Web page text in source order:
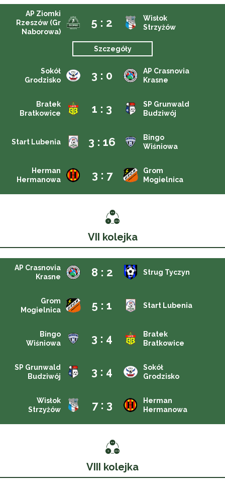
AP Ziomki
Rzeszów (Gr
Naborowa)
5 : 2
Wisłok
Strzyżów
Szczegóły
Sokół
Grodzisko
3 : 0
AP Crasnovia
Krasne
Bratek
Bratkowice
1 : 3
SP Grunwald
Budziwój
Start Lubenia 3 : 16
Bingo
Wiśniowa
Herman
Hermanowa
3 : 7
Grom
Mogielnica
VII kolejka
AP Crasnovia
Krasne
8 : 2 Strug Tyczyn
Grom
Mogielnica
5 : 1 Start Lubenia
Bingo
Wiśniowa
3 : 4
Bratek
Bratkowice
SP Grunwald
Budziwój
3 : 4
Sokół
Grodzisko
Wisłok
Strzyżów
7 : 3
Herman
Hermanowa
VIII kolejka